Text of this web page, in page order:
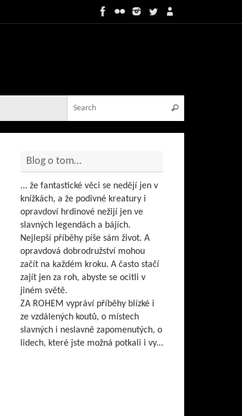
Search
Blog o tom…
... že fantastické věci se nedějí jen v
knížkách, a že podivné kreatury i
opravdoví hrdinové nežijí jen ve
slavných legendách a bájích.
Nejlepší příběhy píše sám život. A
opravdová dobrodružství mohou
začít na každém kroku. A často stačí
zajít jen za roh, abyste se ocitli v
jiném světě.
ZA ROHEM vypráví příběhy blízké i
ze vzdálených koutů, o místech
slavných i neslavně zapomenutých, o
lidech, které jste možná potkali i vy...